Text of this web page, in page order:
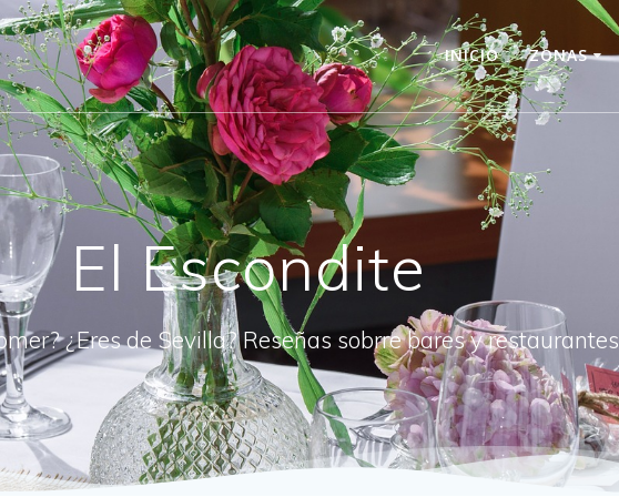
INICIO ZONAS
El Escondite
¿Eres de Sevilla? Reseñas sobrre bares y restaurantes